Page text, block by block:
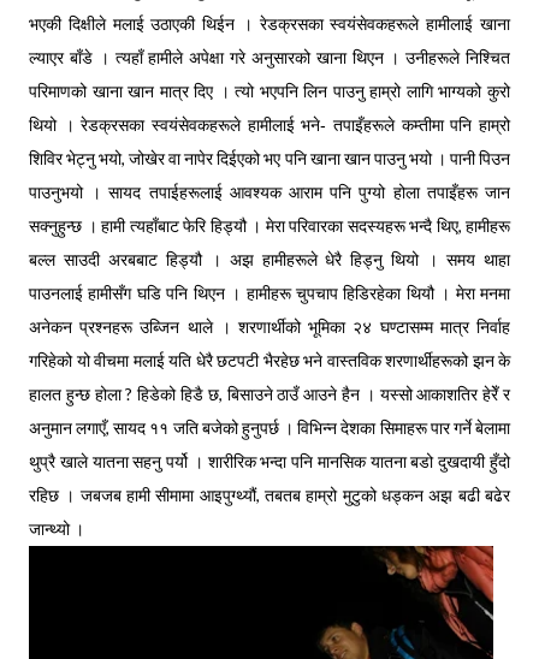
भएकी दिक्षीले मलाई उठाएकी थिईन । रेडक्रसका स्वयंसेवकहरूले हामीलाई खाना
ल्याएर बाँडे । त्यहाँ हामीले अपेक्षा गरे अनुसारको खाना थिएन । उनीहरूले निश्चित
परिमाणको खाना खान मात्र दिए । त्यो भएपनि लिन पाउनु हाम्रो लागि भाग्यको कुरो
थियो । रेडक्रसका स्वयंसेवकहरूले हामीलाई भने‑ तपाइँहरूले कम्तीमा पनि हाम्रो
शिविर भेट्नु भयो, जोखेर वा नापेर दिईएको भए पनि खाना खान पाउनु भयो । पानी पिउन
पाउनुभयो । सायद तपाईहरूलाई आवश्यक आराम पनि पुग्यो होला तपाइँहरू जान
सक्नुहुन्छ । हामी त्यहाँबाट फेरि हिड्यौ । मेरा परिवारका सदस्यहरू भन्दै थिए, हामीहरू
बल्ल साउदी अरबबाट हिड्यौ । अझ हामीहरूले धेरै हिड्नु थियो । समय थाहा
पाउनलाई हामीसँग घडि पनि थिएन । हामीहरू चुपचाप हिडिरहेका थियौ । मेरा मनमा
अनेकन प्रश्नहरू उब्जिन थाले । शरणार्थीको भूमिका २४ घण्टासम्म मात्र निर्वाह
गरिहेको यो वीचमा मलाई यति धेरै छटपटी भैरहेछ भने वास्तविक शरणार्थीहरूको झन के
हालत हुन्छ होला ? हिडेको हिडै छ, बिसाउने ठाउँ आउने हैन । यस्सो आकाशतिर हेरेँ र
अनुमान लगाएँ, सायद ११ जति बजेको हुनुपर्छ । विभिन्न देशका सिमाहरू पार गर्ने बेलामा
थुप्रै खाले यातना सहनु पर्यो । शारीरिक भन्दा पनि मानसिक यातना बडो दुखदायी हुँदो
रहिछ । जबजब हामी सीमामा आइपुग्थ्यौं, तबतब हाम्रो मुटुको धड्कन अझ बढी बढेर
जान्थ्यो ।